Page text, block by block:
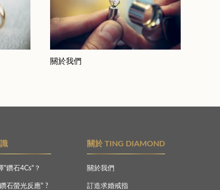
關於我們
"鑽石4Cs"？
石螢光反應" ?
關於 TING DIAMOND
關於我們
訂造求婚戒指